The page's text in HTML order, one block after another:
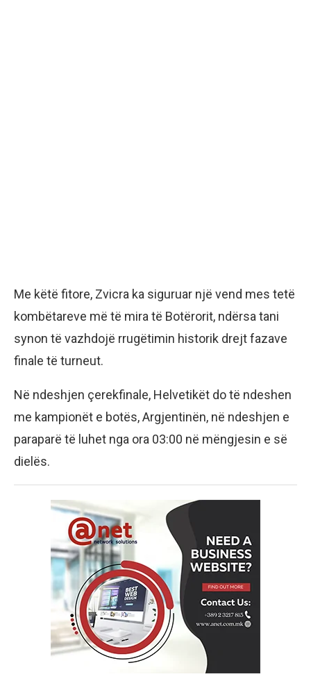
Me këtë fitore, Zvicra ka siguruar një vend mes tetë
kombëtareve më të mira të Botërorit, ndërsa tani
synon të vazhdojë rrugëtimin historik drejt fazave
finale të turneut.
Në ndeshjen çerekfinale, Helvetikët do të ndeshen
me kampionët e botës, Argjentinën, në ndeshjen e
paraparë të luhet nga ora 03:00 në mëngjesin e së
dielës.